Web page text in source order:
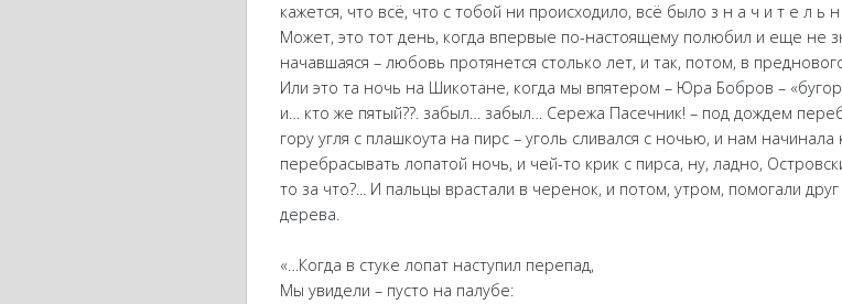
кажется, что всё, что с тобой ни происходило, всё было з н а ч и т е л ь
Может, это тот день, когда впервые по-настоящему полюбил и еще не
начавшаяся – любовь протянется столько лет, и так, потом, в
Или это та ночь на Шикотане, когда мы впятером – Юра Бобров –
и… кто же пятый??. забыл… забыл… Сережа Пасечник! – под дождем
гору угля с плашкоута на пирс – уголь сливался с ночью, и нам
перебрасывать лопатой ночь, и чей-то крик с пирса, ну, ладно,
то за что?... И пальцы врастали в черенок, и потом, утром, помогали
дерева.
«…Когда в стуке лопат наступил перепад,
Мы увидели – пусто на палубе: